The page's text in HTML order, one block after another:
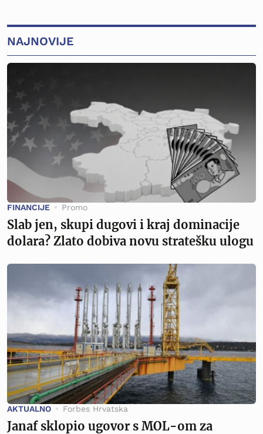
NAJNOVIJE
FINANCIJE Promo
Slab jen, skupi dugovi i kraj dominacije
dolara? Zlato dobiva novu stratešku ulogu
AKTUALNO Forbes Hrvatska
Janaf sklopio ugovor s MOL-om za